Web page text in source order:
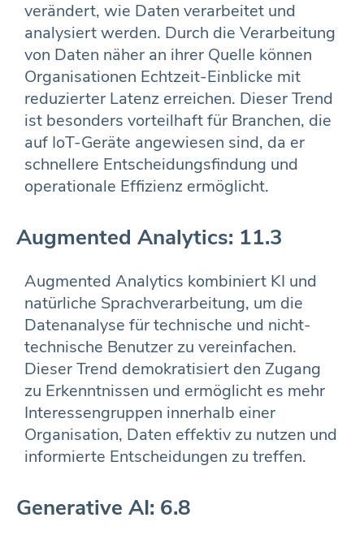
verändert, wie Daten verarbeitet und
analysiert werden. Durch die Verarbeitung
von Daten näher an ihrer Quelle können
Organisationen Echtzeit-Einblicke mit
reduzierter Latenz erreichen. Dieser Trend
ist besonders vorteilhaft für Branchen, die
auf IoT-Geräte angewiesen sind, da er
schnellere Entscheidungsfindung und
operationale Effizienz ermöglicht.
Augmented Analytics: 11.3
Augmented Analytics kombiniert KI und
natürliche Sprachverarbeitung, um die
Datenanalyse für technische und nicht-
technische Benutzer zu vereinfachen.
Dieser Trend demokratisiert den Zugang
zu Erkenntnissen und ermöglicht es mehr
Interessengruppen innerhalb einer
Organisation, Daten effektiv zu nutzen und
informierte Entscheidungen zu treffen.
Generative AI: 6.8